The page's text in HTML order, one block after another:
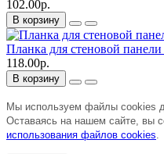
102.00р.
В корзину
Планка для стеновой
118.00р.
В корзину
Мы используем файлы cookies
Оставаясь на нашем сайте, вы
использования файлов cookies.